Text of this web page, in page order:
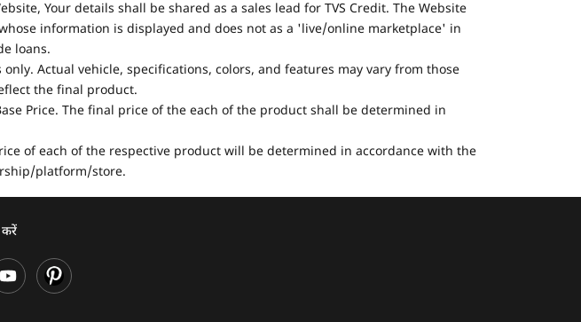
Your details shall be shared as a sales lead for TVS Credit. The Website
information is displayed and does not as a 'live/online marketplace' in
loans.
Actual vehicle, specifications, colors, and features may vary from those
the final product.
Price. The final price of the each of the product shall be determined in
of each of the respective product will be determined in accordance with the
platform/store.